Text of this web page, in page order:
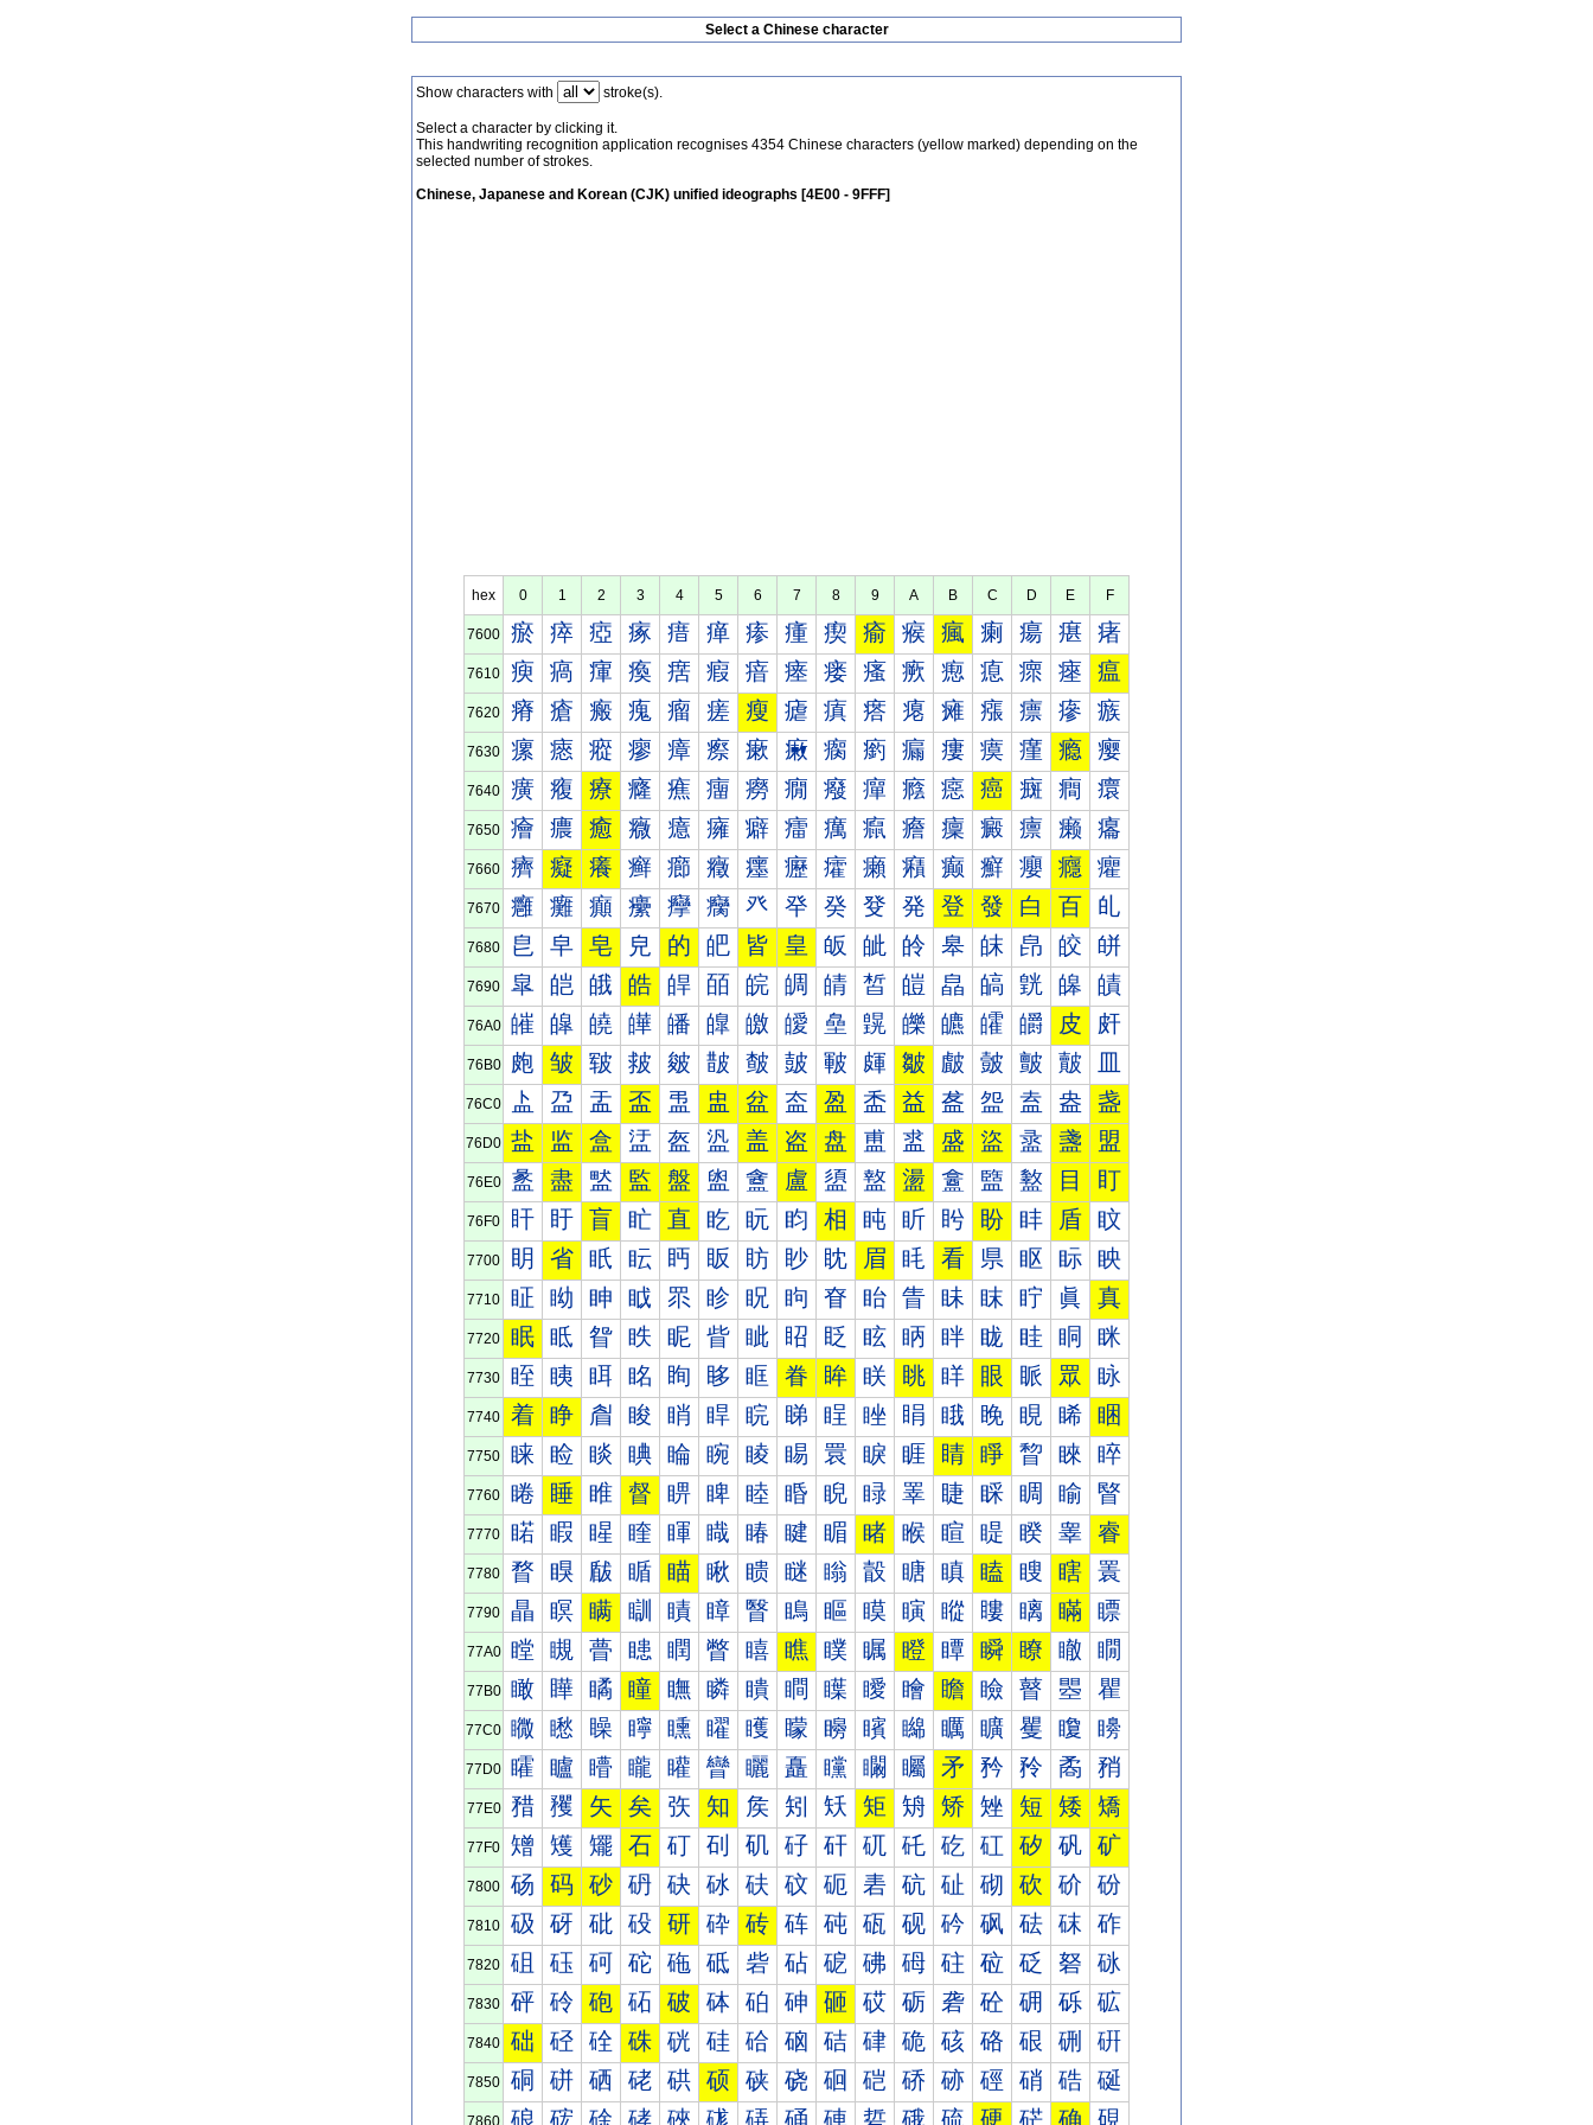
Select a Chinese character
Show characters with stroke(s).
Select a character by clicking it.
This handwriting recognition application recognises 4354 Chinese characters (yellow marked) depending on the
selected number of strokes.
Chinese, Japanese and Korean (CJK) unified ideographs [4E00 - 9FFF]
hex 0 1 2 3 4 5 6 7 8 9 A B C D E F
7600 瘀 瘁 瘂 瘃 瘄 瘅 瘆 瘇 瘈 瘉 瘊 瘋 瘌 瘍 瘎 瘏
7610 瘐 瘑 瘒 瘓 瘔 瘕 瘖 瘗 瘘 瘙 瘚 瘛 瘜 瘝 瘞 瘟
7620 瘠 瘡 瘢 瘣 瘤 瘥 瘦 瘧 瘨 瘩 瘪 瘫 瘬 瘭 瘮 瘯
7630 瘰 瘱 瘲 瘳 瘴 瘵 瘶 瘷 瘸 瘹 瘺 瘻 瘼 瘽 瘾 瘿
7640 癀 癁 療 癃 癄 癅 癆 癇 癈 癉 癊 癋 癌 癍 癎 癏
7650 癐 癑 癒 癓 癔 癕 癖 癗 癘 癙 癚 癛 癜 癝 癞 癟
7660 癠 癡 癢 癣 癤 癥 癦 癧 癨 癩 癪 癫 癬 癭 癮 癯
7670 癰 癱 癲 癳 癴 癵 癶 癷 癸 癹 発 登 發 白 百 癿
7680 皀 皁 皂 皃 的 皅 皆 皇 皈 皉 皊 皋 皌 皍 皎 皏
7690 皐 皑 皒 皓 皔 皕 皖 皗 皘 皙 皚 皛 皜 皝 皞 皟
76A0 皠 皡 皢 皣 皤 皥 皦 皧 皨 皩 皪 皫 皬 皭 皮 皯
76B0 皰 皱 皲 皳 皴 皵 皶 皷 皸 皹 皺 皻 皼 皽 皾 皿
76C0 盀 盁 盂 盃 盄 盅 盆 盇 盈 盉 益 盋 盌 盍 盎 盏
76D0 盐 监 盒 盓 盔 盕 盖 盗 盘 盙 盚 盛 盜 盝 盞 盟
76E0 盠 盡 盢 監 盤 盥 盦 盧 盨 盩 盪 盫 盬 盭 目 盯
76F0 盰 盱 盲 盳 直 盵 盶 盷 相 盹 盺 盻 盼 盽 盾 盿
7700 眀 省 眂 眃 眄 眅 眆 眇 眈 眉 眊 看 県 眍 眎 眏
7710 眐 眑 眒 眓 眔 眕 眖 眗 眘 眙 眚 眛 眜 眝 眞 真
7720 眠 眡 眢 眣 眤 眥 眦 眧 眨 眩 眪 眫 眬 眭 眮 眯
7730 眰 眱 眲 眳 眴 眵 眶 眷 眸 眹 眺 眻 眼 眽 眾 眿
7740 着 睁 睂 睃 睄 睅 睆 睇 睈 睉 睊 睋 睌 睍 睎 睏
7750 睐 睑 睒 睓 睔 睕 睖 睗 睘 睙 睚 睛 睜 睝 睞 睟
7760 睠 睡 睢 督 睤 睥 睦 睧 睨 睩 睪 睫 睬 睭 睮 睯
7770 睰 睱 睲 睳 睴 睵 睶 睷 睸 睹 睺 睻 睼 睽 睾 睿
7780 瞀 瞁 瞂 瞃 瞄 瞅 瞆 瞇 瞈 瞉 瞊 瞋 瞌 瞍 瞎 瞏
7790 瞐 瞑 瞒 瞓 瞔 瞕 瞖 瞗 瞘 瞙 瞚 瞛 瞜 瞝 瞞 瞟
77A0 瞠 瞡 瞢 瞣 瞤 瞥 瞦 瞧 瞨 瞩 瞪 瞫 瞬 瞭 瞮 瞯
77B0 瞰 瞱 瞲 瞳 瞴 瞵 瞶 瞷 瞸 瞹 瞺 瞻 瞼 瞽 瞾 瞿
77C0 矀 矁 矂 矃 矄 矅 矆 矇 矈 矉 矊 矋 矌 矍 矎 矏
77D0 矐 矑 矒 矓 矔 矕 矖 矗 矘 矙 矚 矛 矜 矝 矞 矟
77E0 矠 矡 矢 矣 矤 知 矦 矧 矨 矩 矪 矫 矬 短 矮 矯
77F0 矰 矱 矲 石 矴 矵 矶 矷 矸 矹 矺 矻 矼 矽 矾 矿
7800 砀 码 砂 砃 砄 砅 砆 砇 砈 砉 砊 砋 砌 砍 砎 砏
7810 砐 砑 砒 砓 研 砕 砖 砗 砘 砙 砚 砛 砜 砝 砞 砟
7820 砠 砡 砢 砣 砤 砥 砦 砧 砨 砩 砪 砫 砬 砭 砮 砯
7830 砰 砱 砲 砳 破 砵 砶 砷 砸 砹 砺 砻 砼 砽 砾 砿
7840 础 硁 硂 硃 硄 硅 硆 硇 硈 硉 硊 硋 硌 硍 硎 硏
7850 硐 硑 硒 硓 硔 硕 硖 硗 硘 硙 硚 硛 硜 硝 硞 硟
7860 硠 硡 硢 硣 硤 硥 硦 硧 硨 硩 硪 硫 硬 硭 确 硯